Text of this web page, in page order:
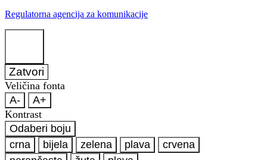
Regulatorna agencija za komunikacije
Zatvori
Veličina fonta
A-
A+
Kontrast
Odaberi boju
crna
bijela zelena plava
crvena